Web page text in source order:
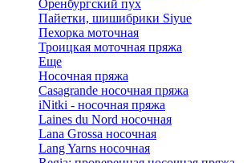
Оренбургский пух
Пайетки, шишибрики Siyue
Пехорка моточная
Троицкая моточная пряжа
Еще
Носочная пряжа
Casagrande носочная пряжа
iNitki - носочная пряжа
Laines du Nord носочная
Lana Grossa носочная
Lang Yarns носочная